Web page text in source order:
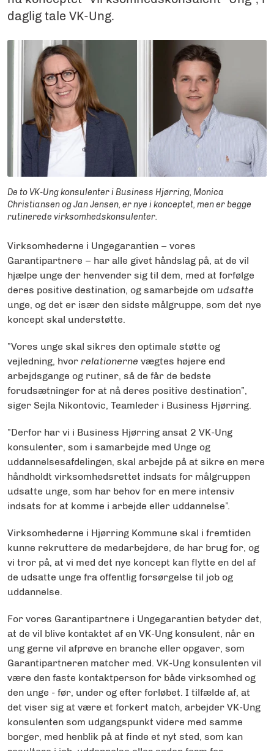
daglig tale VK-Ung.
De to VK-Ung konsulenter i Business Hjørring, Monica
Christiansen og Jan Jensen, er nye i konceptet, men er begge
rutinerede virksomhedskonsulenter.
Virksomhederne i Ungegarantien – vores
Garantipartnere – har alle givet håndslag på, at de vil
hjælpe unge der henvender sig til dem, med at forfølge
deres positive destination, og samarbejde om udsatte
unge, og det er især den sidste målgruppe, som det nye
koncept skal understøtte.
”Vores unge skal sikres den optimale støtte og
vejledning, hvor relationerne vægtes højere end
arbejdsgange og rutiner, så de får de bedste
forudsætninger for at nå deres positive destination”,
siger Sejla Nikontovic, Teamleder i Business Hjørring.
”Derfor har vi i Business Hjørring ansat 2 VK-Ung
konsulenter, som i samarbejde med Unge og
uddannelsesafdelingen, skal arbejde på at sikre en mere
håndholdt virksomhedsrettet indsats for målgruppen
udsatte unge, som har behov for en mere intensiv
indsats for at komme i arbejde eller uddannelse”.
Virksomhederne i Hjørring Kommune skal i fremtiden
kunne rekruttere de medarbejdere, de har brug for, og
vi tror på, at vi med det nye koncept kan flytte en del af
de udsatte unge fra offentlig forsørgelse til job og
uddannelse.
For vores Garantipartnere i Ungegarantien betyder det,
at de vil blive kontaktet af en VK-Ung konsulent, når en
ung gerne vil afprøve en branche eller opgaver, som
Garantipartneren matcher med. VK-Ung konsulenten vil
være den faste kontaktperson for både virksomhed og
den unge - før, under og efter forløbet. I tilfælde af, at
det viser sig at være et forkert match, arbejder VK-Ung
konsulenten som udgangspunkt videre med samme
borger, med henblik på at finde et nyt sted, som kan